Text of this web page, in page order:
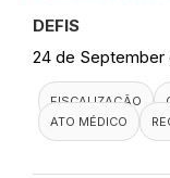
DEFIS
24 de September
FISCALIZAÇÃO
ATO MÉDICO